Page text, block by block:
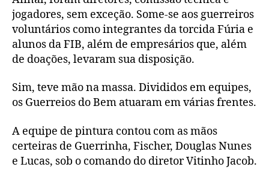
jogadores, sem exceção. Some-se aos guerreiros
voluntários como integrantes da torcida Fúria e
alunos da FIB, além de empresários que, além
de doações, levaram sua disposição.
Sim, teve mão na massa. Divididos em equipes,
os Guerreios do Bem atuaram em várias frentes.
A equipe de pintura contou com as mãos
certeiras de Guerrinha, Fischer, Douglas Nunes
e Lucas, sob o comando do diretor Vitinho Jacob.